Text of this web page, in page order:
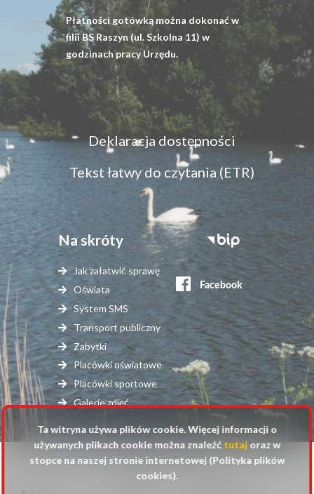
Płatności gotówką można dokonać w
filii BS Raszyn (ul. Szkolna 11) w
godzinach pracy Urzędu.
Menu
dostępność
Deklaracja dostępności
Tekst łatwy do czytania (ETR)
Na skróty
Jak załatwić sprawę
Oświata
System SMS
Transport publiczny
Zabytki
Placówki oświatowe
Placówki sportowe
Galerie zdjęć
Stopka
serwisy
zewnętrzne
© 2025 Urząd Gminy Raszyn
Ta witryna używa plików cookie. Więcej informacji o
używanych plikach cookie można znaleźć tutajoraz w
stopce na naszej stronie internetowej (Polityka plików
cookies).